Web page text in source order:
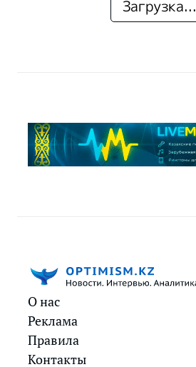
Загрузка...
О нас
Реклама
Правила
Контакты